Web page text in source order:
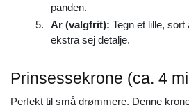
panden.
Ar (valgfrit): Tegn et lille,
ekstra sej detalje.
Prinsessekrone (ca. 4
Perfekt til små drømmere. Denne